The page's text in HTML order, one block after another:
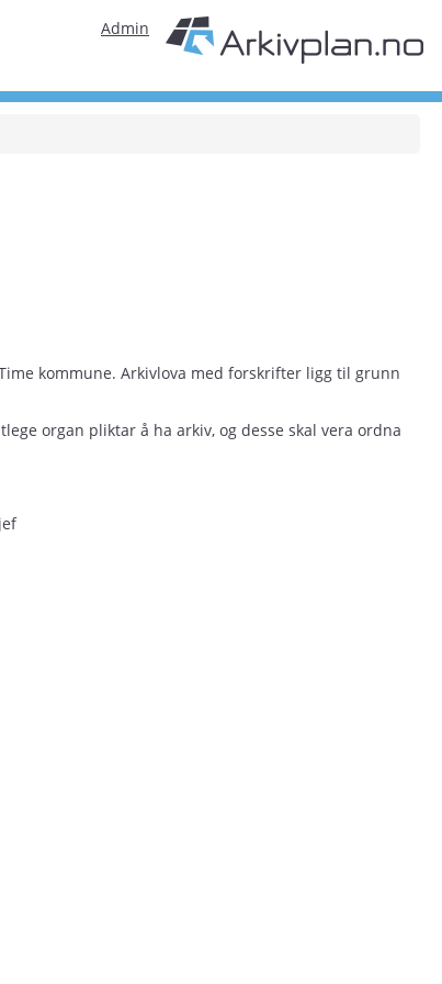
Admin
kommune. Arkivlova med forskrifter ligg til grunn
organ pliktar å ha arkiv, og desse skal vera ordna